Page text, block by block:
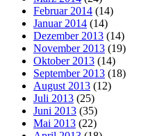
Februar 2014 (14)
Januar 2014 (14)
Dezember 2013 (14)
November 2013 (19)
Oktober 2013 (14)
September 2013 (18)
August 2013 (12)
Juli 2013 (25)
Juni 2013 (35)
Mai 2013 (22)